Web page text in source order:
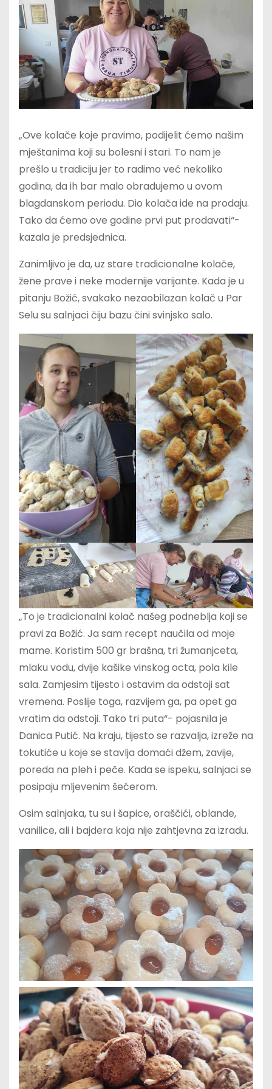
„Ove kolače koje pravimo, podijelit ćemo našim
mještanima koji su bolesni i stari. To nam je
prešlo u tradiciju jer to radimo već nekoliko
godina, da ih bar malo obradujemo u ovom
blagdanskom periodu. Dio kolača ide na prodaju.
Tako da ćemo ove godine prvi put prodavati“-
kazala je predsjednica.
Zanimljivo je da, uz stare tradicionalne kolače,
žene prave i neke modernije varijante. Kada je u
pitanju Božić, svakako nezaobilazan kolač u Par
Selu su salnjaci čiju bazu čini svinjsko salo.
„To je tradicionalni kolač našeg podneblja koji se
pravi za Božić. Ja sam recept naučila od moje
mame. Koristim 500 gr brašna, tri žumanjceta,
mlaku vodu, dvije kašike vinskog octa, pola kile
sala. Zamjesim tijesto i ostavim da odstoji sat
vremena. Poslije toga, razvijem ga, pa opet ga
vratim da odstoji. Tako tri puta“- pojasnila je
Danica Putić. Na kraju, tijesto se razvalja, izreže na
tokutiće u koje se stavlja domaći džem, zavije,
poreda na pleh i peče. Kada se ispeku, salnjaci se
posipaju mljevenim šećerom.
Osim salnjaka, tu su i šapice, oraščići, oblande,
vanilice, ali i bajdera koja nije zahtjevna za izradu.